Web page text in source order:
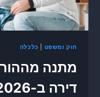
חוק ומשפט כלכלה
מתנה